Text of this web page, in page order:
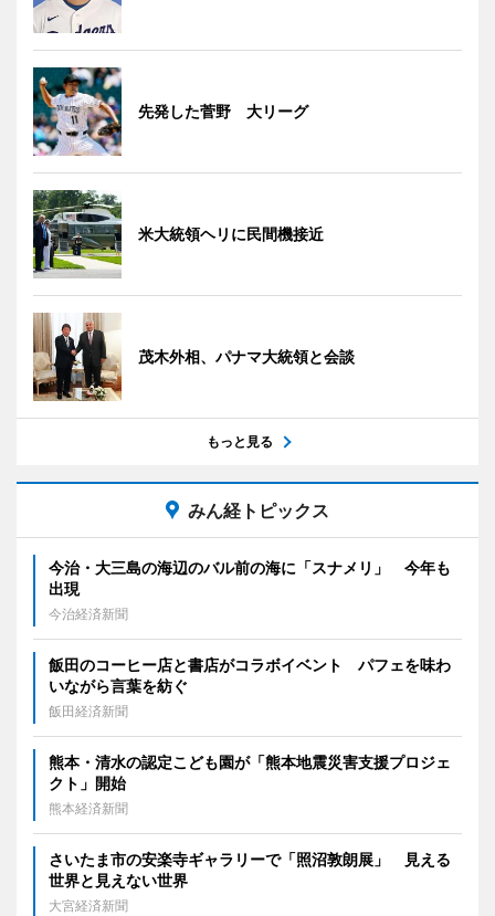
先発した菅野 大リーグ
米大統領ヘリに民間機接近
茂木外相、パナマ大統領と会談
もっと見る
みん経トピックス
今治・大三島の海辺のバル前の海に「スナメリ」 今年も
出現
今治経済新聞
飯田のコーヒー店と書店がコラボイベント パフェを味わ
いながら言葉を紡ぐ
飯田経済新聞
熊本・清水の認定こども園が「熊本地震災害支援プロジェ
クト」開始
熊本経済新聞
さいたま市の安楽寺ギャラリーで「照沼敦朗展」 見える
世界と見えない世界
大宮経済新聞